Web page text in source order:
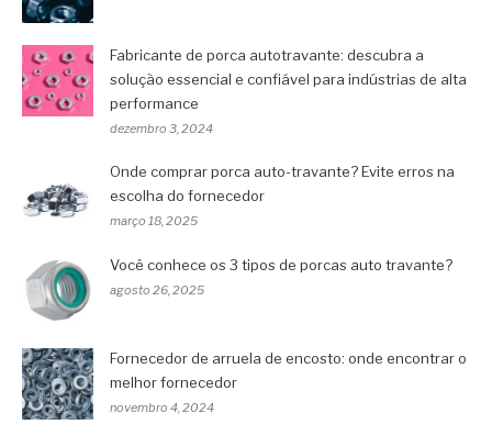
Fabricante de porca autotravante: descubra a
solução essencial e confiável para indústrias de alta
performance
dezembro 3, 2024
Onde comprar porca auto-travante? Evite erros na
escolha do fornecedor
março 18, 2025
Você conhece os 3 tipos de porcas auto travante?
agosto 26, 2025
Fornecedor de arruela de encosto: onde encontrar o
melhor fornecedor
novembro 4, 2024